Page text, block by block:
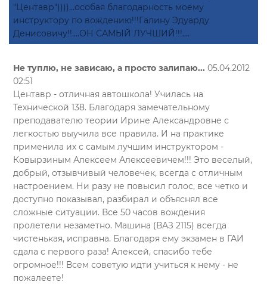
"Центавр"))))...особая благодарность моему
инструктору по вождению!!!Галину Эдуарду
Денисовичу!!....ОН САМЫЙ ЛУЧШИЙ!!!....
Не туплю, не зависаю, а просто залипаю... 05.04.2012
02:51
Центавр - отличная автошкола! Училась на
Технической 138. Благодаря замечательному
преподавателю теории Ирине Александровне с
легкостью выучила все правила. И на практике
применила их с самым лучшим инструктором -
Ковырзиным Алексеем Алексеевичем!!! Это веселый,
добрый, отзывчивый человечек, всегда с отличным
настроением. Ни разу не повысил голос, все четко и
доступно показывал, разбирал и объяснял все
сложные ситуации. Все 50 часов вождения
пролетели незаметно. Машина (ВАЗ 2115) всегда
чистенькая, исправна. Благодаря ему экзамен в ГАИ
сдала с первого раза! Алексей, спасибо тебе
огромное!!! Всем советую идти учиться к нему - не
пожалеете!